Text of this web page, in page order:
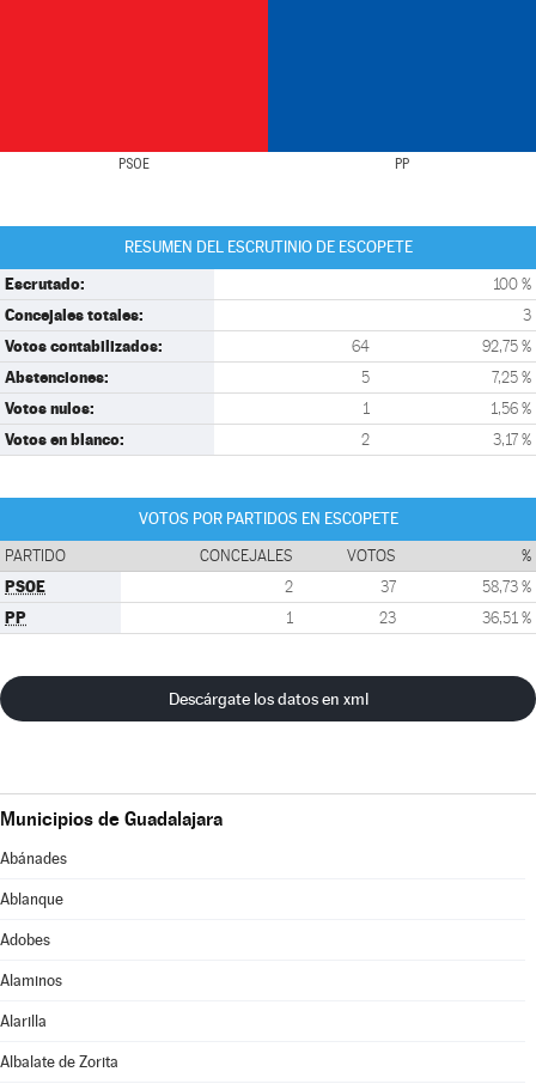
PSOE PP
RESUMEN DEL ESCRUTINIO DE ESCOPETE
Escrutado: 100 %
Concejales totales: 3
Votos contabilizados: 64 92,75 %
Abstenciones: 5 7,25 %
Votos nulos: 1 1,56 %
Votos en blanco: 2 3,17 %
VOTOS POR PARTIDOS EN ESCOPETE
PARTIDO CONCEJALES VOTOS %
PSOE 2 37 58,73 %
PP 1 23 36,51 %
Descárgate los datos en xml
Municipios de Guadalajara
Abánades
Ablanque
Adobes
Alaminos
Alarilla
Albalate de Zorita